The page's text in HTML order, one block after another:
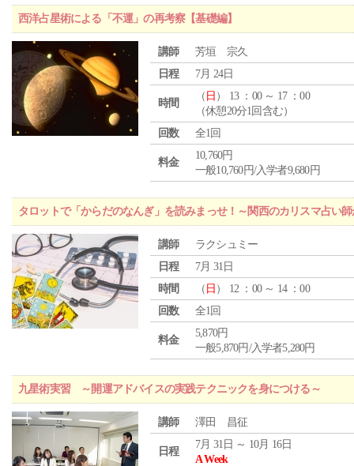
西洋占星術による「不運」の再考察【基礎編】
講師
芳垣 宗久
日程
7月 24日
時間
（ 日 ） 13 ：00 ～ 17 ：00
（休憩20分1回含む）
回数
全1回
料金
10,760円
一般10,760円/入学者9,680円
タロットで「からだのなんぎ」を読みまっせ！～関西のカリスマ占い
講師
ラクシュミー
日程
7月 31日
時間
（ 日 ） 12 ：00 ～ 14 ：00
回数
全1回
料金
5,870円
一般5,870円/入学者5,280円
九星術実習 ～開運アドバイスの実践テクニックを身につける～
講師 澤田 昌征
日程
7月 31日 ～ 10月 16日
A Week